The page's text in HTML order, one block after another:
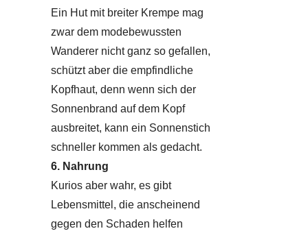
Ein Hut mit breiter Krempe mag
zwar dem modebewussten
Wanderer nicht ganz so gefallen,
schützt aber die empfindliche
Kopfhaut, denn wenn sich der
Sonnenbrand auf dem Kopf
ausbreitet, kann ein Sonnenstich
schneller kommen als gedacht.
6. Nahrung
Kurios aber wahr, es gibt
Lebensmittel, die anscheinend
gegen den Schaden helfen